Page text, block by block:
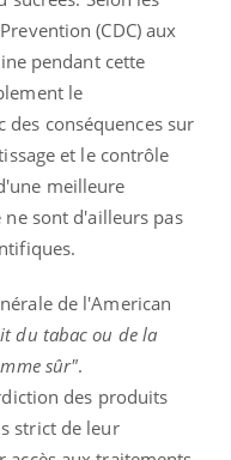
(CDC) aux
pendant cette
le
des conséquences sur
et le contrôle
meilleure
sont d'ailleurs pas
de l'American
du tabac ou de la
sûr".
des produits
strict de leur